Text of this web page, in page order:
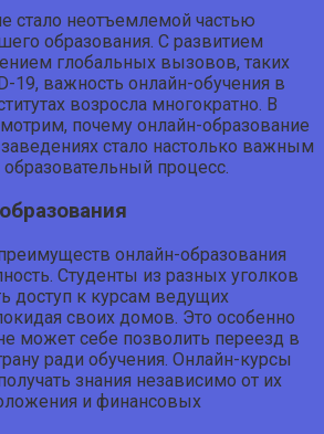
стало неотъемлемой частью
образования. С развитием
глобальных вызовов, таких
19, важность онлайн-обучения в
возросла многократно. В
почему онлайн-образование
стало настолько важным
процесс.
онлайн-образования
Студенты из разных уголков
доступ к курсам ведущих
своих домов. Это особенно
может себе позволить переезд в
ради обучения. Онлайн-курсы
знания независимо от их
и финансовых